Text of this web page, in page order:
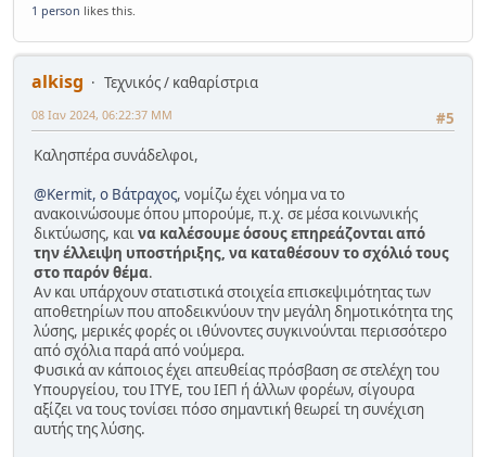
1 person likes this.
alkisg
Τεχνικός / καθαρίστρια
#5
08 Ιαν 2024, 06:22:37 ΜΜ
Καλησπέρα συνάδελφοι,
@Kermit, ο Βάτραχος, νομίζω έχει νόημα να το
ανακοινώσουμε όπου μπορούμε, π.χ. σε μέσα κοινωνικής
δικτύωσης, καινα καλέσουμε όσους επηρεάζονται από
την έλλειψη υποστήριξης, να καταθέσουν το σχόλιό τους
στο παρόν θέμα.
Αν και υπάρχουν στατιστικά στοιχεία επισκεψιμότητας των
αποθετηρίων που αποδεικνύουν την μεγάλη δημοτικότητα της
λύσης, μερικές φορές οι ιθύνοντες συγκινούνται περισσότερο
από σχόλια παρά από νούμερα.
Φυσικά αν κάποιος έχει απευθείας πρόσβαση σε στελέχη του
Υπουργείου, του ΙΤΥΕ, του ΙΕΠ ή άλλων φορέων, σίγουρα
αξίζει να τους τονίσει πόσο σημαντική θεωρεί τη συνέχιση
αυτής της λύσης.